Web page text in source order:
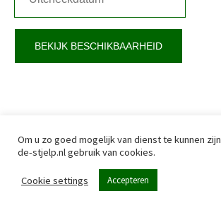
Om u zo goed mogelijk van dienst te kunnen
de-stjelp.nl gebruik van cookies.
Cookie settings Accepteren